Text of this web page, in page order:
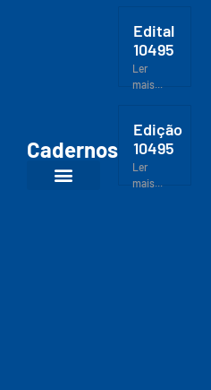
Cadernos
Edital
10495
Ler
mais...
Edição
10495
Ler
mais...